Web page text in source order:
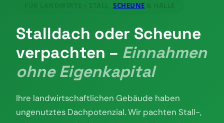
FÜR LANDWIRTE – STALL,SCHEUNE
Stalldach oder Scheune
verpachten – Einnahmen
ohne Eigenkapital
Ihre landwirtschaftlichen Gebäude haben
ungenutztes Dachpotenzial. Wir pachten Stall-,